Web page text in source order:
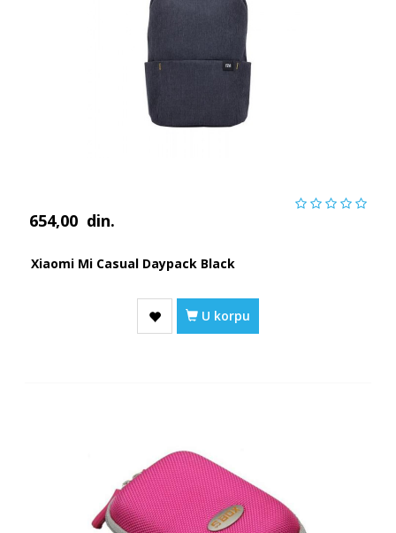
654,00 din.
Xiaomi Mi Casual Daypack Black
U korpu